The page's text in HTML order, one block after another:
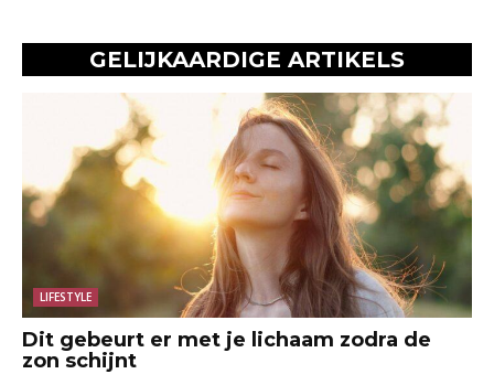
GELIJKAARDIGE ARTIKELS
LIFESTYLE
Dit gebeurt er met je lichaam zodra de
zon schijnt